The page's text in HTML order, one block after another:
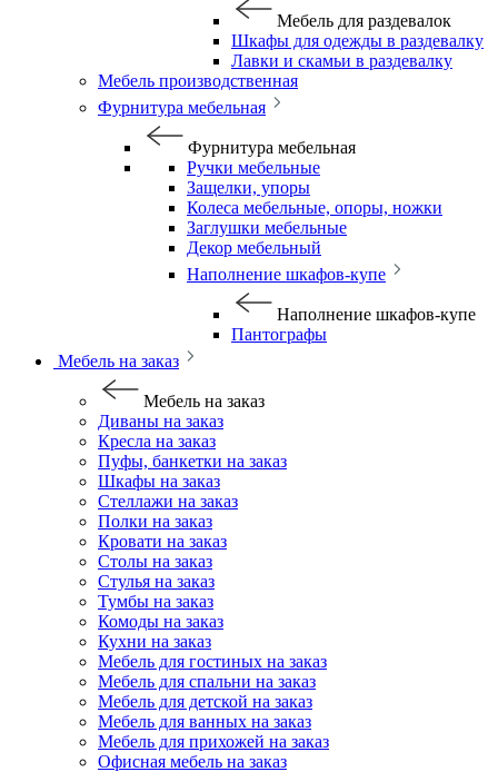
Мебель для раздевалок
Шкафы для одежды в раздевалку
Лавки и скамьи в раздевалку
Мебель производственная
Фурнитура мебельная
Фурнитура мебельная
Ручки мебельные
Защелки, упоры
Колеса мебельные, опоры, ножки
Заглушки мебельные
Декор мебельный
Наполнение шкафов-купе
Наполнение шкафов-купе
Пантографы
Мебель на заказ
Мебель на заказ
Диваны на заказ
Кресла на заказ
Пуфы, банкетки на заказ
Шкафы на заказ
Стеллажи на заказ
Полки на заказ
Кровати на заказ
Столы на заказ
Стулья на заказ
Тумбы на заказ
Комоды на заказ
Кухни на заказ
Мебель для гостиных на заказ
Мебель для спальни на заказ
Мебель для детской на заказ
Мебель для ванных на заказ
Мебель для прихожей на заказ
Офисная мебель на заказ